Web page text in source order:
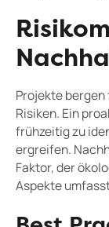
Projekte
Risiken. Ein
frühzeitig zu
ergreifen.
Faktor, der
Aspekte